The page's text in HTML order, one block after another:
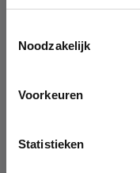
Noodzakelijk
Voorkeuren
Statistieken